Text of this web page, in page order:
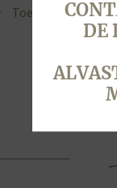
Toevoegen aan
DE